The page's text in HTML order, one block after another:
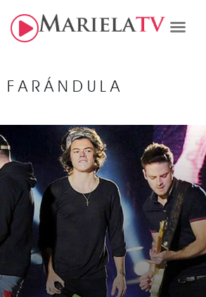
FARÁNDULA